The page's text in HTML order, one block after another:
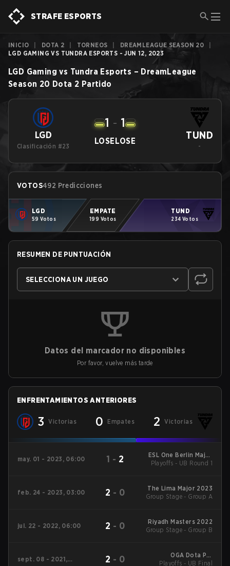
STRAFE ESPORTS
INICIO DOTA 2 TORNEOS DREAMLEAGUE SEASON 20
LGD GAMING VS TUNDRA ESPORTS - JUN 12, 2023
LGD Gaming vs Tundra Esports – DreamLeague
Season 20 Dota 2 Partido
LGD
Clasificación #23
LOSE
1 - 1
LOSE TUND
-
VOTOS492 Predicciones
LGD
59 Votos
EMPATE
199 Votos
TUND
234 Votos
RESUMEN DE PUNTUACIÓN
SELECCIONA UN JUEGO
Datos del marcador no disponibles
Por favor, vuelve más tarde
ENFRENTAMIENTOS ANTERIORES
3 Victorias 0 Empates 2 Victorias
may. 01 - 2023, 06:00 1 - 2
ESL One Berlin Major
2023
Playoffs - UB Round 1
feb. 24 - 2023, 03:00 2 - 0
The Lima Major 2023
Group Stage - Group A
jul. 22 - 2022, 06:00 2 - 0
Riyadh Masters 2022
Group Stage - Group B
sept. 08 - 2021,
2 - 0
OGA Dota PIT
Invitational
Playoffs - UB Final